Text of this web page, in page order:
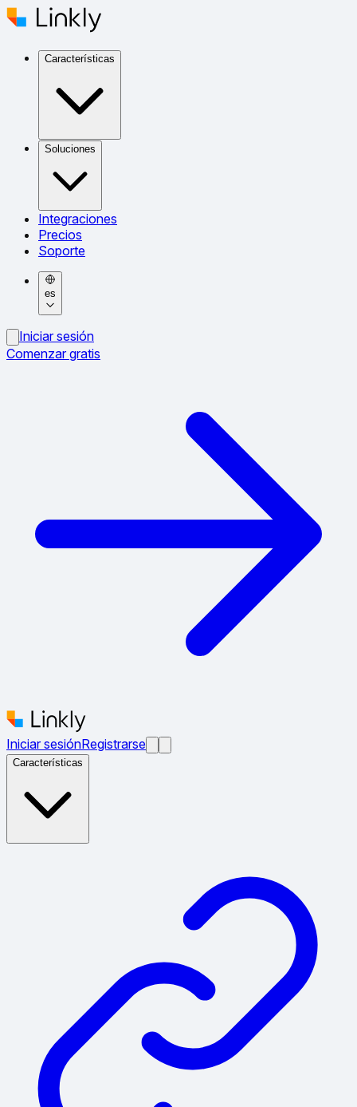
Características
Soluciones
Integraciones
Precios
Soporte
es
Iniciar sesión
Comenzar gratis
Iniciar sesiónRegistrarse
Características